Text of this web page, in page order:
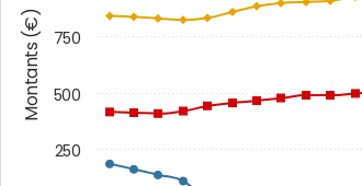
Montants (€)
250
500
750